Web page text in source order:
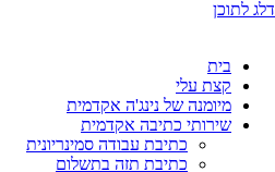
דלג לתוכן
בית
קצת עלי
מיומנה של נינג'ה אקדמית
שירותי כתיבה אקדמית
כתיבת עבודה סמינריונית
כתיבת תזה בתשלום